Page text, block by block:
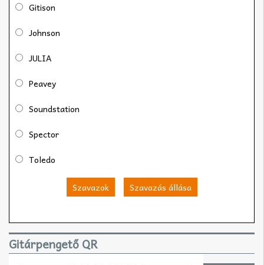
Gitison
Johnson
JULIA
Peavey
Soundstation
Spector
Toledo
Szavazok Szavazás állása
Gitárpengető QR